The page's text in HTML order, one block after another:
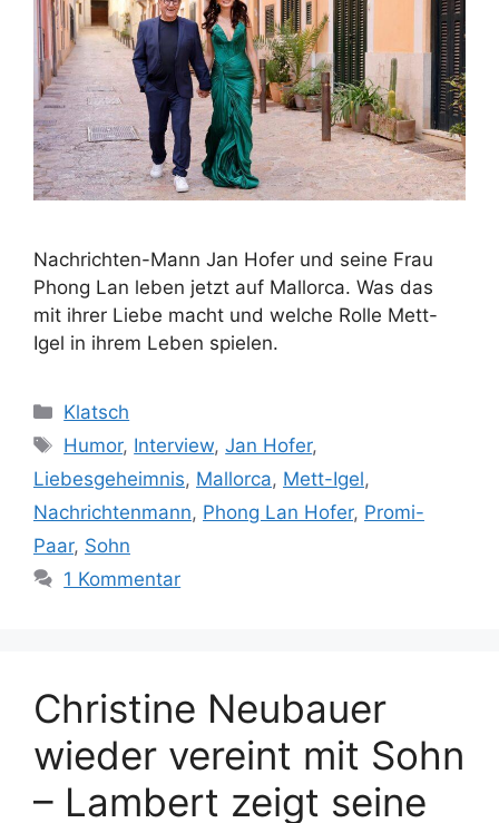
Nachrichten-Mann Jan Hofer und seine Frau
Phong Lan leben jetzt auf Mallorca. Was das
mit ihrer Liebe macht und welche Rolle Mett-
Igel in ihrem Leben spielen.
Kategorien
Klatsch
Schlagwörter
Humor, Interview,Jan Hofer,
Liebesgeheimnis, Mallorca, Mett-Igel,
Nachrichtenmann, Phong Lan Hofer, Promi-
Paar, Sohn
1 Kommentar
Christine Neubauer
wieder vereint mit Sohn
– Lambert zeigt seine